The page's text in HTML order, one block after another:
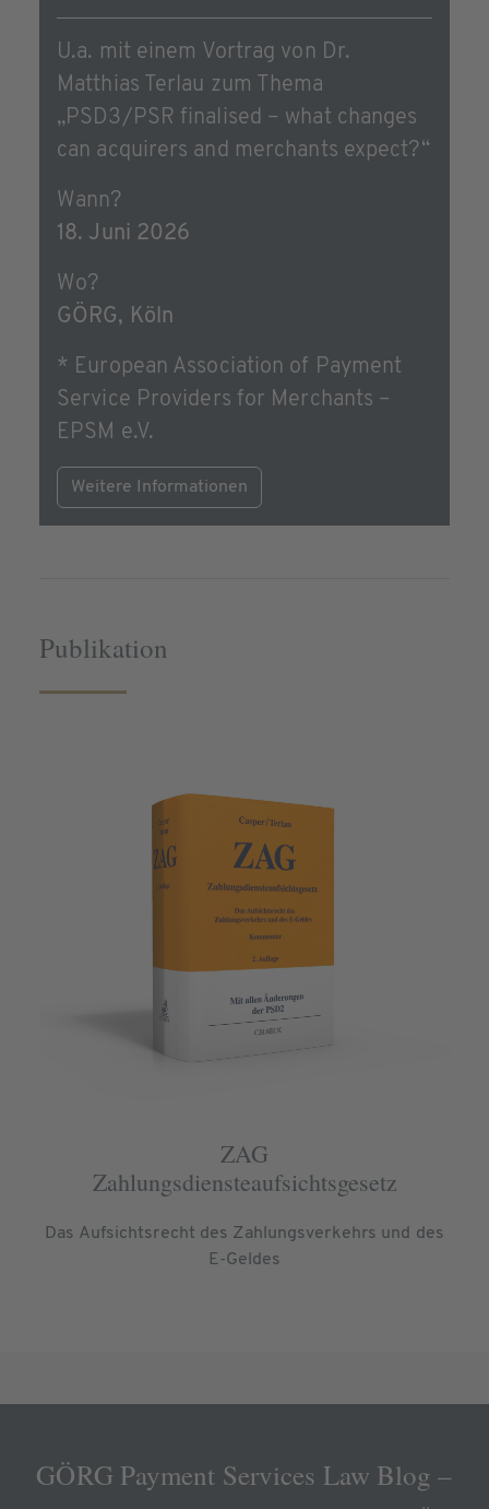
U.a. mit einem Vortrag von Dr.
Matthias Terlau zum Thema
„PSD3/PSR finalised – what changes
can acquirers and merchants expect?“
Wann?
18. Juni 2026
Wo?
GÖRG, Köln
* European Association of Payment
Service Providers for Merchants –
EPSM e.V.
Weitere Informationen
Publikation
ZAG
Zahlungsdiensteaufsichtsgesetz
Das Aufsichtsrecht des Zahlungsverkehrs und des
E-Geldes
GÖRG Payment Services Law Blog –